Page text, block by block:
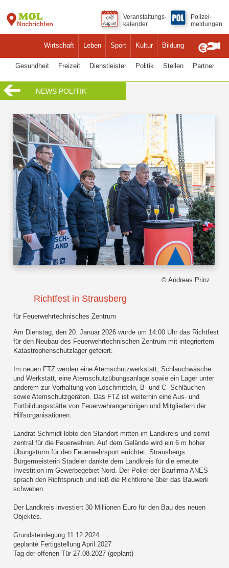
Wirtschaft Leben Sport Kultur Bildung
Veranstaltungs-
kalender
Polizei-
meldungen
Gesundheit Freizeit Dienstleister Politik Stellen Partner
NEWS POLITIK
© Andreas Prinz
Richtfest in Strausberg
für Feuerwehrtechnisches Zentrum
Am Dienstag, den 20. Januar 2026 wurde um 14:00 Uhr das Richtfest
für den Neubau des Feuerwehrtechnischen Zentrum mit integriertem
Katastrophenschutzlager gefeiert.
Im neuen FTZ werden eine Atemschutzwerkstatt, Schlauchwäsche
und Werkstatt, eine Atemschutzübungsanlage sowie ein Lager unter
anderem zur Vorhaltung von Löschmitteln, B- und C- Schläuchen
sowie Atemschutzgeräten. Das FTZ ist weiterhin eine Aus- und
Fortbildungsstätte von Feuerwehrangehörigen und Mitgliedern der
Hilfsorganisationen.
Landrat Schmidt lobte den Standort mitten im Landkreis und somit
zentral für die Feuerwehren. Auf dem Gelände wird ein 6 m hoher
Übungsturm für den Feuerwehrsport errichtet. Strausbergs
Bürgermeisterin Stadeler dankte dem Landkreis für die erneute
Investition im Gewerbegebiet Nord. Der Polier der Baufirma ANES
sprach den Richtspruch und ließ die Richtkrone über das Bauwerk
schweben.
Der Landkreis investiert 30 Millionen Euro für den Bau des neuen
Objektes.
Grundsteinlegung 11.12.2024
geplante Fertigstellung April 2027
Tag der offenen Tür 27.08.2027 (geplant)